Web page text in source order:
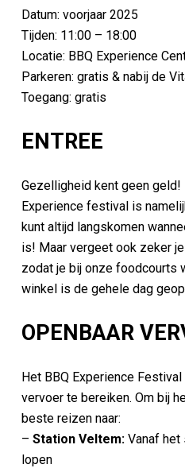
Datum: voorjaar 2025
Tijden: 11:00 – 18:00
Locatie: BBQ Experience
Parkeren: gratis & nabij de
Toegang: gratis
ENTREE
Gezelligheid kent geen geld!
Experience festival is
kunt altijd langskomen
is! Maar vergeet ook zeker
zodat je bij onze foodcourts
winkel is de gehele dag
OPENBAAR
Het BBQ Experience
vervoer te bereiken. Om bij
beste reizen naar:
– Station Veltem: Vanaf het
lopen